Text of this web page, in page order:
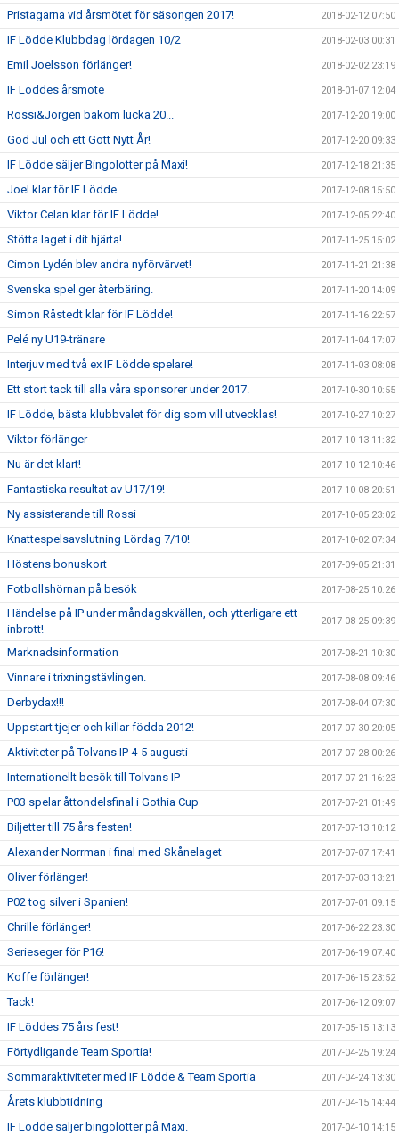
Pristagarna vid årsmötet för säsongen 2017! 2018-02-12 07:50
IF Lödde Klubbdag lördagen 10/2 2018-02-03 00:31
Emil Joelsson förlänger! 2018-02-02 23:19
IF Löddes årsmöte 2018-01-07 12:04
Rossi&Jörgen bakom lucka 20... 2017-12-20 19:00
God Jul och ett Gott Nytt År! 2017-12-20 09:33
IF Lödde säljer Bingolotter på Maxi! 2017-12-18 21:35
Joel klar för IF Lödde 2017-12-08 15:50
Viktor Celan klar för IF Lödde! 2017-12-05 22:40
Stötta laget i dit hjärta! 2017-11-25 15:02
Cimon Lydén blev andra nyförvärvet! 2017-11-21 21:38
Svenska spel ger återbäring. 2017-11-20 14:09
Simon Råstedt klar för IF Lödde! 2017-11-16 22:57
Pelé ny U19-tränare 2017-11-04 17:07
Interjuv med två ex IF Lödde spelare! 2017-11-03 08:08
Ett stort tack till alla våra sponsorer under 2017. 2017-10-30 10:55
IF Lödde, bästa klubbvalet för dig som vill utvecklas! 2017-10-27 10:27
Viktor förlänger 2017-10-13 11:32
Nu är det klart! 2017-10-12 10:46
Fantastiska resultat av U17/19! 2017-10-08 20:51
Ny assisterande till Rossi 2017-10-05 23:02
Knattespelsavslutning Lördag 7/10! 2017-10-02 07:34
Höstens bonuskort 2017-09-05 21:31
Fotbollshörnan på besök 2017-08-25 10:26
Händelse på IP under måndagskvällen, och ytterligare ett
inbrott!
2017-08-25 09:39
Marknadsinformation 2017-08-21 10:30
Vinnare i trixningstävlingen. 2017-08-08 09:46
Derbydax!!! 2017-08-04 07:30
Uppstart tjejer och killar födda 2012! 2017-07-30 20:05
Aktiviteter på Tolvans IP 4-5 augusti 2017-07-28 00:26
Internationellt besök till Tolvans IP 2017-07-21 16:23
P03 spelar åttondelsfinal i Gothia Cup 2017-07-21 01:49
Biljetter till 75 års festen! 2017-07-13 10:12
Alexander Norrman i final med Skånelaget 2017-07-07 17:41
Oliver förlänger! 2017-07-03 13:21
P02 tog silver i Spanien! 2017-07-01 09:15
Chrille förlänger! 2017-06-22 23:30
Serieseger för P16! 2017-06-19 07:40
Koffe förlänger! 2017-06-15 23:52
Tack! 2017-06-12 09:07
IF Löddes 75 års fest! 2017-05-15 13:13
Förtydligande Team Sportia! 2017-04-25 19:24
Sommaraktiviteter med IF Lödde & Team Sportia 2017-04-24 13:30
Årets klubbtidning 2017-04-15 14:44
IF Lödde säljer bingolotter på Maxi. 2017-04-10 14:15